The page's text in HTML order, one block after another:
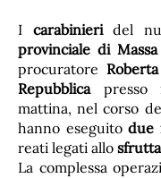
I carabinieridel
provinciale di
procuratore
Repubblicapresso
mattina, nel corso
hanno eseguitodue
reati legati allo
La complessa